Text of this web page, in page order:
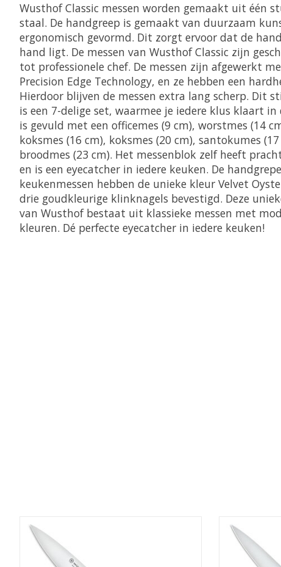
Wusthof Classic messen worden gemaakt uit één
staal. De handgreep is gemaakt van duurzaam
ergonomisch gevormd. Dit zorgt ervoor dat de
hand ligt. De messen van Wusthof Classic zijn
tot professionele chef. De messen zijn afgewerkt
Precision Edge Technology, en ze hebben een
Hierdoor blijven de messen extra lang scherp. Dit
is een 7-delige set, waarmee je iedere klus klaart
is gevuld met een officemes (9 cm), worstmes (14
koksmes (16 cm), koksmes (20 cm), santokumes
broodmes (23 cm). Het messenblok zelf heeft
en is een eyecatcher in iedere keuken. De
keukenmessen hebben de unieke kleur Velvet
drie goudkleurige klinknagels bevestigd. Deze
van Wusthof bestaat uit klassieke messen met
kleuren. Dé perfecte eyecatcher in iedere keuken!
Items van productcarrousel